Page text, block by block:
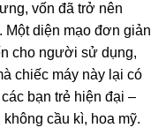
vốn đã trở nên
Một diện mạo đơn giản
cho người sử dụng,
chiếc máy này lại có
bạn trẻ hiện đại –
cầu kì, hoa mỹ.